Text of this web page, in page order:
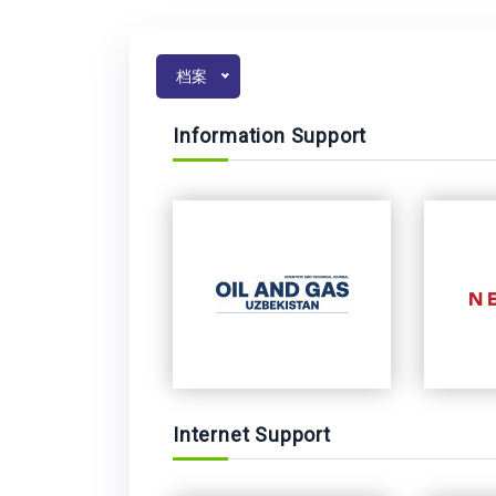
档案
Information Support
Internet Support